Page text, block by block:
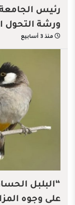
رئيس الجامعة
ورشة
الأداء الرقمية
منذ 3 أسابيع
“البلبل
على وجوه